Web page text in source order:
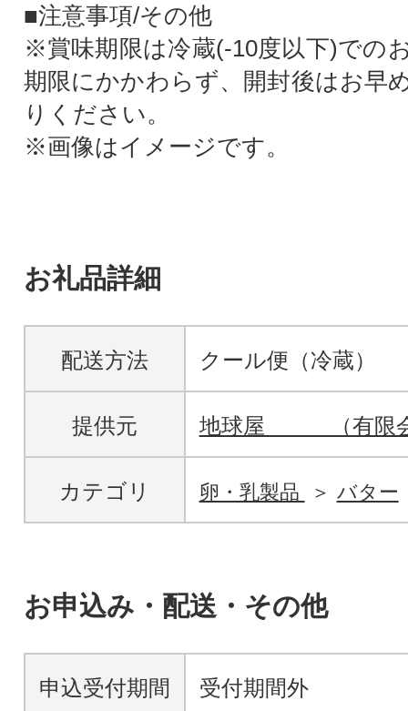
■注意事項/その他
※賞味期限は冷蔵(-10度以下)での
期限にかかわらず、開封後はお早
りください。
※画像はイメージです。
お礼品詳細
配送方法 クール便（冷蔵）
提供元 地球屋 （有限
カテゴリ 卵・乳製品 バター
お申込み・配送・その他
申込受付期間 受付期間外